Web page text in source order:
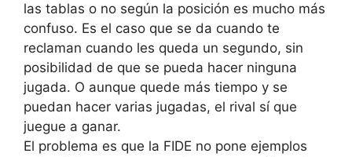
las tablas o no según la posición es mucho más
confuso. Es el caso que se da cuando te
reclaman cuando les queda un segundo, sin
posibilidad de que se pueda hacer ninguna
jugada. O aunque quede más tiempo y se
puedan hacer varias jugadas, el rival sí que
juegue a ganar.
El problema es que la FIDE no pone ejemplos